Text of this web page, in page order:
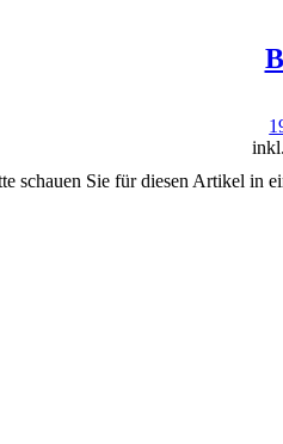
schauen Sie für diesen Artikel in